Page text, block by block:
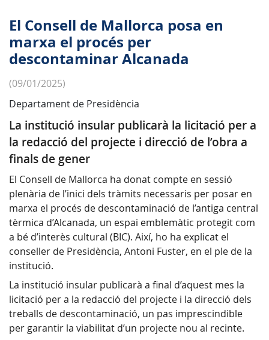
El Consell de Mallorca posa en
marxa el procés per
descontaminar Alcanada
(09/01/2025)
Departament de Presidència
La institució insular publicarà la licitació per a
la redacció del projecte i direcció de l’obra a
finals de gener
El Consell de Mallorca ha donat compte en sessió
plenària de l’inici dels tràmits necessaris per posar en
marxa el procés de descontaminació de l’antiga central
tèrmica d’Alcanada, un espai emblemàtic protegit com
a bé d’interès cultural (BIC). Així, ho ha explicat el
conseller de Presidència, Antoni Fuster, en el ple de la
institució.
La institució insular publicarà a final d’aquest mes la
licitació per a la redacció del projecte i la direcció dels
treballs de descontaminació, un pas imprescindible
per garantir la viabilitat d’un projecte nou al recinte.